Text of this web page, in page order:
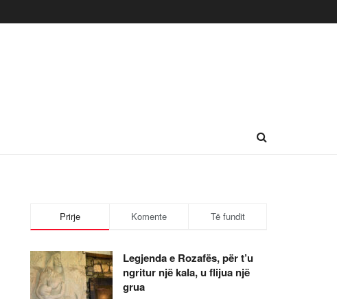
Prirje Komente Të fundit
Legjenda e Rozafës, për t’u
ngritur një kala, u flijua një
grua